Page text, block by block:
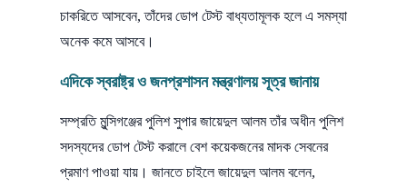
চাকরিতে আসবেন, তাঁদের ডোপ টেস্ট বাধ্যতামূলক হলে এ সমস্যা
অনেক কমে আসবে।
এদিকে স্বরাষ্ট্র ও জনপ্রশাসন মন্ত্রণালয় সূত্র জানায়
সম্প্রতি মুন্সিগঞ্জের পুলিশ সুপার জায়েদুল আলম তাঁর অধীন পুলিশ
সদস্যদের ডোপ টেস্ট করালে বেশ কয়েকজনের মাদক সেবনের
প্রমাণ পাওয়া যায়। জানতে চাইলে জায়েদুল আলম বলেন,